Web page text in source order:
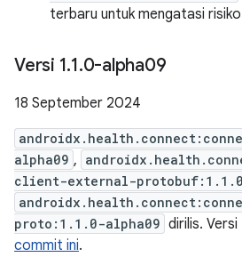
terbaru untuk mengatasi
Versi 1.1.0-alpha09
18 September 2024
alpha09 ,
client-external-
proto:1.1.0-alpha09 dirilis.
commit ini.